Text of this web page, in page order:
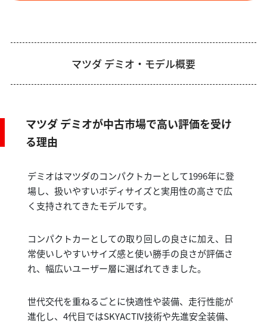
マツダ デミオ・モデル概要
マツダ デミオが中古市場で高い評価を受け
る理由
デミオはマツダのコンパクトカーとして1996年に登
場し、扱いやすいボディサイズと実用性の高さで広
く支持されてきたモデルです。
コンパクトカーとしての取り回しの良さに加え、日
常使いしやすいサイズ感と使い勝手の良さが評価さ
れ、幅広いユーザー層に選ばれてきました。
世代交代を重ねるごとに快適性や装備、走行性能が
進化し、4代目ではSKYACTIV技術や先進安全装備、